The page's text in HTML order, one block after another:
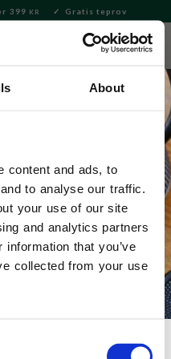
About
content and ads, to
to analyse our traffic.
your use of our site
and analytics partners
that you’ve
collected from your use
399 KR Gratis teprov
Röd Liten
och veke.